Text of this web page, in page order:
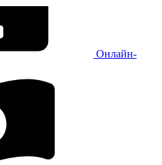
Онлайн-